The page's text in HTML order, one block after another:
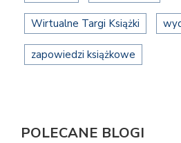
Wirtualne Targi Książki
zapowiedzi książkowe
POLECANE BLOGI